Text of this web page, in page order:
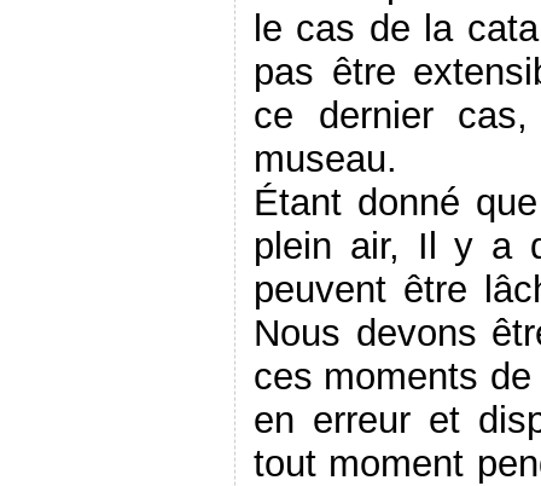
le cas de la
pas être
ce dernier
museau.
Étant donné
plein air, Il y a
peuvent être
Nous devons
ces moments
en erreur et
tout moment